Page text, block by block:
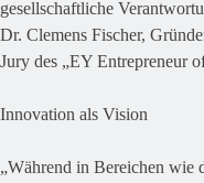
gesellschaftliche
Dr. Clemens Fischer,
Jury des „EY Entrepreneur
Innovation als Vision
„Während in Bereichen wie